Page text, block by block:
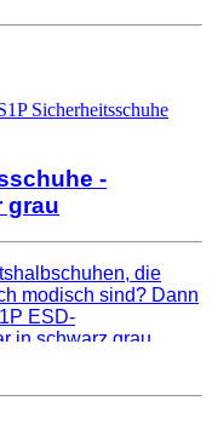
Sicherheitsschuhe
-
grau
die
modisch sind? Dann
ESD-
in schwarz grau
Schaft aus